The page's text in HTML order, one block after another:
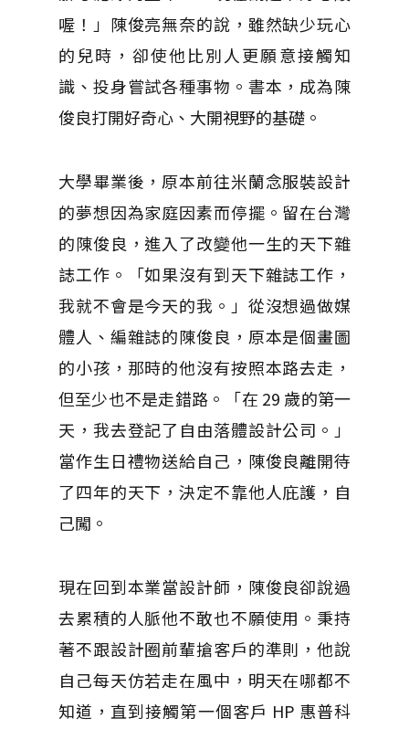
喔！」陳俊亮無奈的說，雖然缺少玩心
的兒時，卻使他比別人更願意接觸知
識、投身嘗試各種事物。書本，成為陳
俊良打開好奇心、大開視野的基礎。
大學畢業後，原本前往米蘭念服裝設計
的夢想因為家庭因素而停擺。留在台灣
的陳俊良，進入了改變他一生的天下雜
誌工作。「如果沒有到天下雜誌工作，
我就不會是今天的我。」從沒想過做媒
體人、編雜誌的陳俊良，原本是個畫圖
的小孩，那時的他沒有按照本路去走，
但至少也不是走錯路。「在 29 歲的第一
天，我去登記了自由落體設計公司。」
當作生日禮物送給自己，陳俊良離開待
了四年的天下，決定不靠他人庇護，自
己闖。
現在回到本業當設計師，陳俊良卻說過
去累積的人脈他不敢也不願使用。秉持
著不跟設計圈前輩搶客戶的準則，他說
自己每天仿若走在風中，明天在哪都不
知道，直到接觸第一個客戶 HP 惠普科